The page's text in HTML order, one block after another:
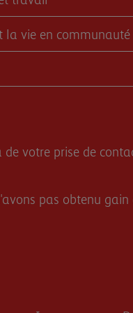
la vie en communauté
votre prise de
pas obtenu gain